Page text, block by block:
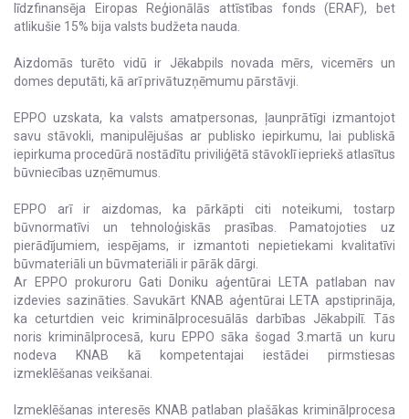
līdzfinansēja Eiropas Reģionālās attīstības fonds (ERAF), bet
atlikušie 15% bija valsts budžeta nauda.
Aizdomās turēto vidū ir Jēkabpils novada mērs, vicemērs un
domes deputāti, kā arī privātuzņēmumu pārstāvji.
EPPO uzskata, ka valsts amatpersonas, ļaunprātīgi izmantojot
savu stāvokli, manipulējušas ar publisko iepirkumu, lai publiskā
iepirkuma procedūrā nostādītu priviliģētā stāvoklī iepriekš atlasītus
būvniecības uzņēmumus.
EPPO arī ir aizdomas, ka pārkāpti citi noteikumi, tostarp
būvnormatīvi un tehnoloģiskās prasības. Pamatojoties uz
pierādījumiem, iespējams, ir izmantoti nepietiekami kvalitatīvi
būvmateriāli un būvmateriāli ir pārāk dārgi.
Ar EPPO prokuroru Gati Doniku aģentūrai LETA patlaban nav
izdevies sazināties. Savukārt KNAB aģentūrai LETA apstiprināja,
ka ceturtdien veic kriminālprocesuālās darbības Jēkabpilī. Tās
noris kriminālprocesā, kuru EPPO sāka šogad 3.martā un kuru
nodeva KNAB kā kompetentajai iestādei pirmstiesas
izmeklēšanas veikšanai.
Izmeklēšanas interesēs KNAB patlaban plašākas kriminālprocesa